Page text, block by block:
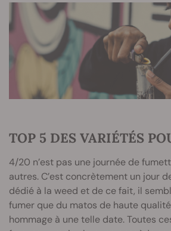
TOP 5 DES VARIÉTÉS
4/20 n’est pas une journée de
autres. C’est concrètement un jour
dédié à la weed et de ce fait, il
fumer que du matos de haute
hommage à une telle date. Toutes